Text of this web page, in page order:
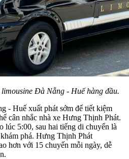
Đà Nẵng - Huế hàng đầu.
- Huế xuất phát sớm để tiết kiệm
cân nhắc nhà xe Hưng Thịnh Phát.
lúc 5:00, sau hai tiếng di chuyển là
phá. Hưng Thịnh Phát
hơn với 15 chuyến mỗi ngày, dễ